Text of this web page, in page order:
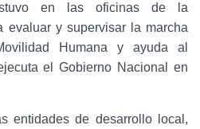
en las oficinas de la
evaluar y supervisar la marcha
Humana y ayuda al
el Gobierno Nacional en
entidades de desarrollo local,